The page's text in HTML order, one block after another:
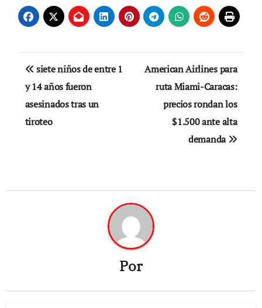
Navegación
de
entradas
siete niños de entre 1
y 14 años fueron
asesinados tras un
tiroteo
American Airlines para
ruta Miami-Caracas:
precios rondan los
$1.500 ante alta
demanda
Por